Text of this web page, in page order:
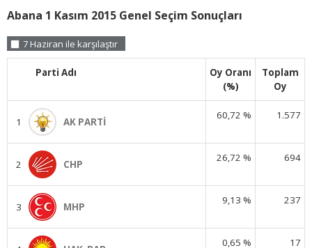
Abana 1 Kasım 2015 Genel Seçim Sonuçları
7 Haziran ile karşılaştır
Parti Adı
Oy Oranı
(%)
Toplam
Oy
1 AK PARTİ
60,72 % 1.577
2 CHP
26,72 % 694
3 MHP
9,13 % 237
0,65 % 17